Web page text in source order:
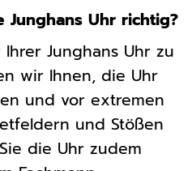
Junghans Uhr richtig?
Junghans Uhr zu
wir Ihnen, die Uhr
und vor extremen
und Stößen
die Uhr zudem